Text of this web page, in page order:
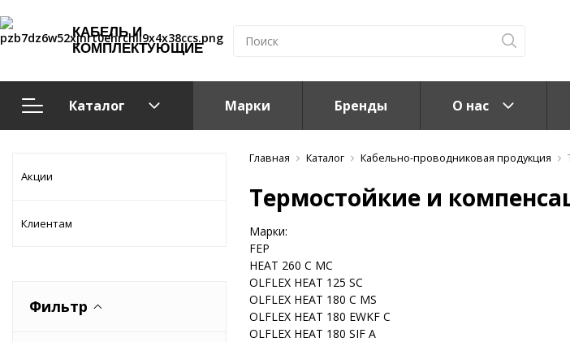
КАБЕЛЬ И
КОМПЛЕКТУЮЩИЕ
Каталог
Кабельно-проводниковая продукция
Компоненты структурированных кабельных систем (СКС)
Марки Бренды О нас
Акции
Клиентам
Фильтр
Главная Каталог Кабельно-проводниковая продукция
Термостойкие и
Марки:
FEP
HEAT 260 C MC
OLFLEX HEAT 125 SC
OLFLEX HEAT 180 C MS
OLFLEX HEAT 180 EWKF C
OLFLEX HEAT 180 SIF A